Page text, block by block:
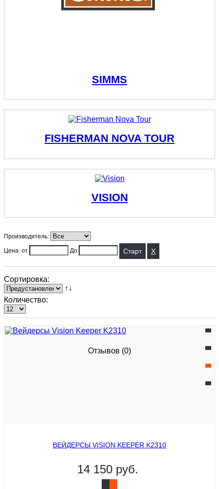
SIMMS
FISHERMAN NOVA TOUR
VISION
Производитель:
Цена: от До X
Сортировка:
↑↓
Количество:
Отзывов (0)
ВЕЙДЕРСЫ VISION KEEPER K2310
14 150 руб.